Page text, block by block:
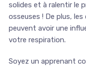
solides et à ralentir le
osseuses ! De plus,
peuvent avoir une
votre respiration.
Soyez un apprenant